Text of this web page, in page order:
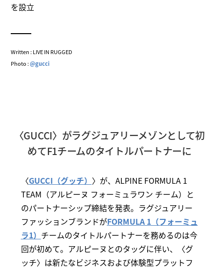
を設立
Written : LIVE IN RUGGED
Photo :@gucci
〈GUCCI〉がラグジュアリーメゾンとして初
めてF1チームのタイトルパートナーに
〈GUCCI（グッチ） 〉が、ALPINE FORMULA 1
TEAM（アルピーヌ フォーミュラワン チーム）と
のパートナーシップ締結を発表。ラグジュアリー
ファッションブランドがFORMULA 1（フォーミュ
ラ1） チームのタイトルパートナーを務めるのは今
回が初めて。アルピーヌとのタッグに伴い、〈グ
ッチ〉は新たなビジネスおよび体験型プラットフ